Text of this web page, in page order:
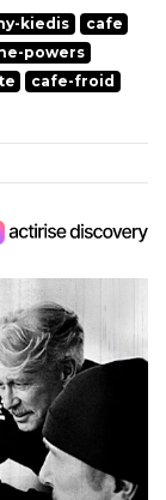
kiedis
cafe
powers
cafe-froid